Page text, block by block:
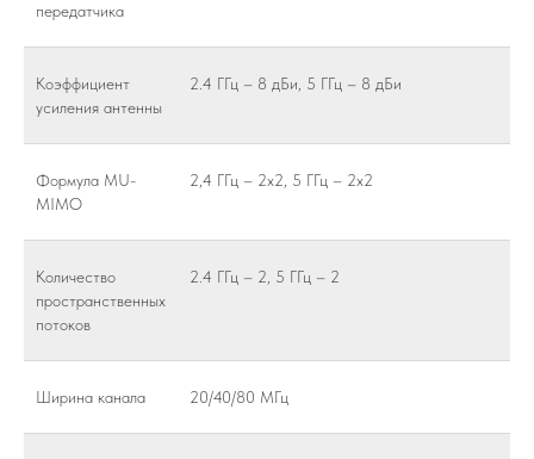
передатчика
Коэффициент
усиления антенны
2.4 ГГц – 8 дБи, 5 ГГц – 8 дБи
Формула MU-
MIMO
2,4 ГГц – 2x2, 5 ГГц – 2x2
Количество
пространственных
потоков
2.4 ГГц – 2, 5 ГГц – 2
Ширина канала 20/40/80 МГц